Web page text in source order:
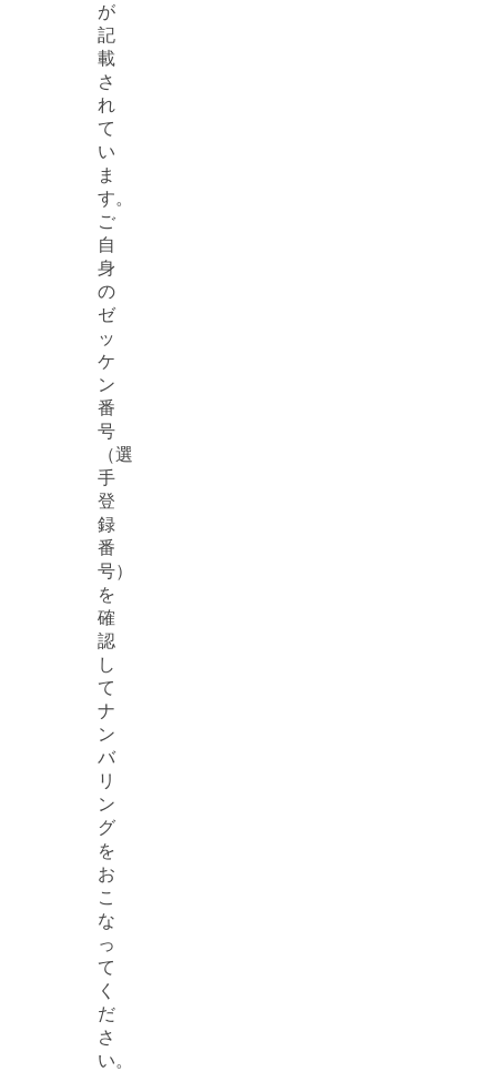
が
記
載
さ
れ
て
い
ま
す。
ご
自
身
の
ゼ
ッ
ケ
ン
番
号
（選
手
登
録
番
号）
を
確
認
し
て
ナ
ン
バ
リ
ン
グ
を
お
こ
な
っ
て
く
だ
さ
い。